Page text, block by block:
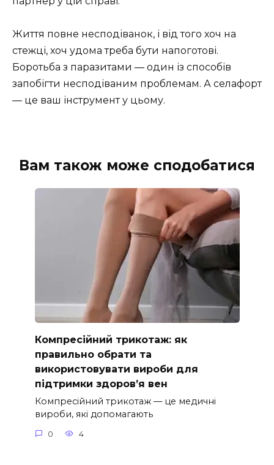
Життя повне несподіванок, і від того хоч на
стежці, хоч удома треба бути напоготові.
Боротьба з паразитами — один із способів
запобігти несподіваним проблемам. А селафорт
— це ваш інструмент у цьому.
Вам також може сподобатися
Компресійний трикотаж: як
правильно обрати та
використовувати вироби для
підтримки здоров’я вен
Компресійний трикотаж — це медичні
вироби, які допомагають
0 4